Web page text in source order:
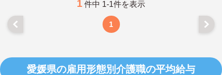
1 件中 1-1件を表示
1
愛媛県の雇用形態別介護職の平均給与